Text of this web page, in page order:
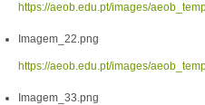
https://aeob.edu.pt/images/
Imagem_22.png
https://aeob.edu.pt/images/
Imagem_33.png